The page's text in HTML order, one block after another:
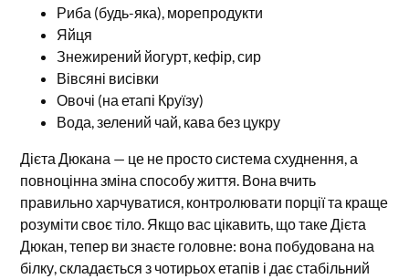
Риба (будь-яка), морепродукти
Яйця
Знежирений йогурт, кефір, сир
Вівсяні висівки
Овочі (на етапі Круїзу)
Вода, зелений чай, кава без цукру
Дієта Дюкана — це не просто система схуднення, а
повноцінна зміна способу життя. Вона вчить
правильно харчуватися, контролювати порції та краще
розуміти своє тіло. Якщо вас цікавить, що таке Дієта
Дюкан, тепер ви знаєте головне: вона побудована на
білку, складається з чотирьох етапів і дає стабільний